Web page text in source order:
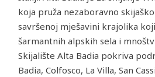
koja pruža nezaboravno
savršenoj mješavini krajolika
šarmantnih alpskih sela i
Skijalište Alta Badia pokriva
Badia, Colfosco, La Villa, San